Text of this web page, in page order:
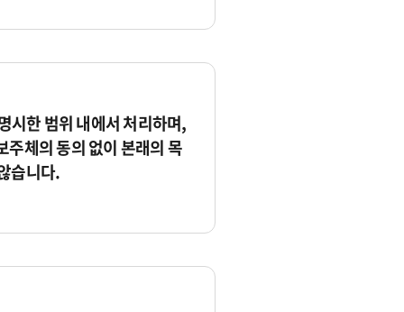
시한 범위 내에서 처리하며,
체의 동의 없이 본래의 목
습니다.